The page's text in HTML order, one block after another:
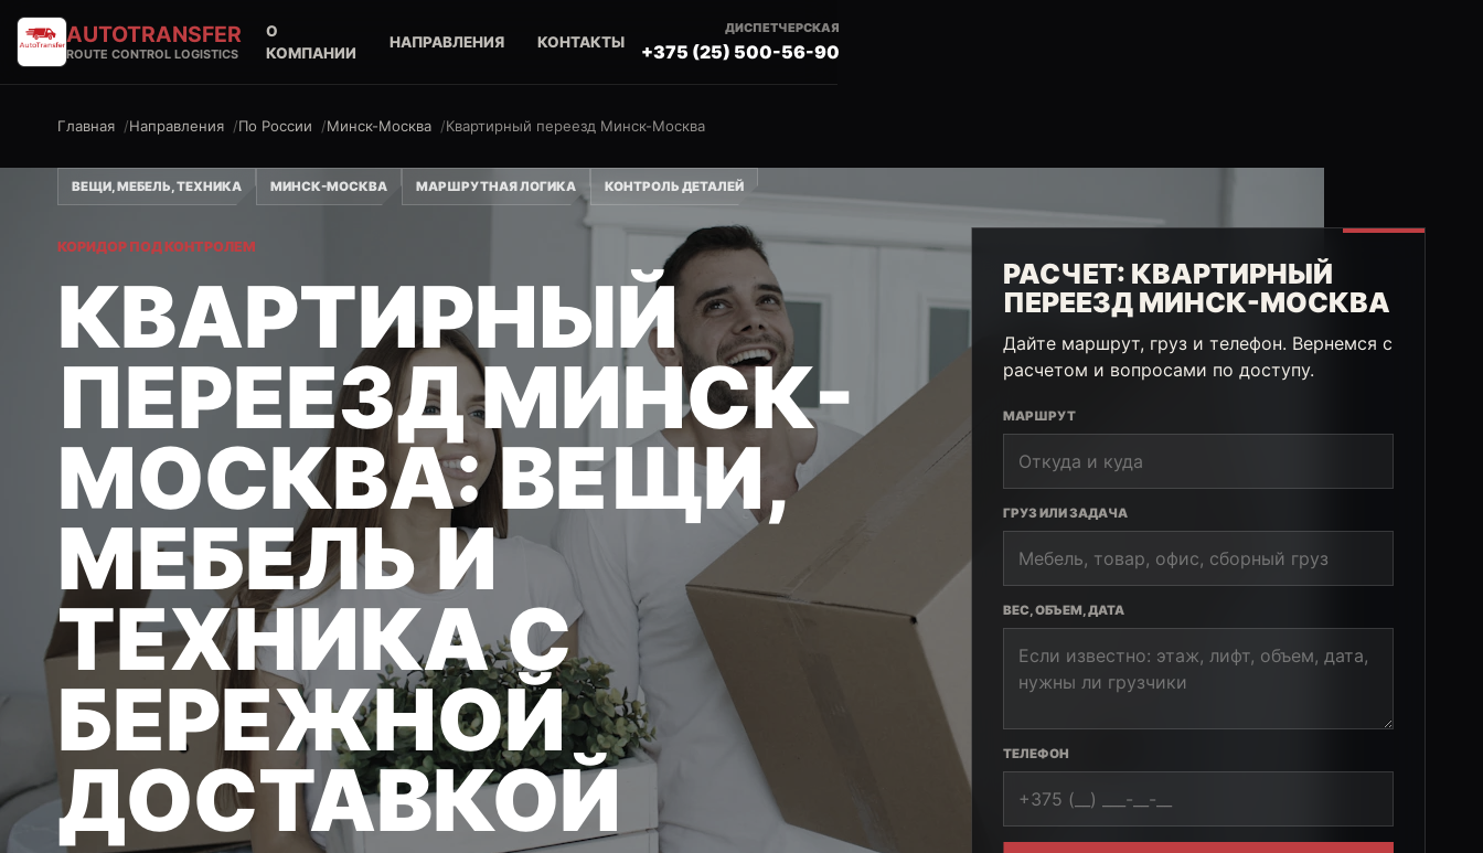
AUTOTRANSFER
ROUTE CONTROL LOGISTICS
О
КОМПАНИИ
НАПРАВЛЕНИЯ КОНТАКТЫ
ДИСПЕТЧЕРСКАЯ
+375 (25) 500-56-90
Главная Направления По России Минск-Москва Квартирный переезд Минск-Москва
ВЕЩИ, МЕБЕЛЬ, ТЕХНИКА МИНСК-МОСКВА МАРШРУТНАЯ ЛОГИКА КОНТРОЛЬ ДЕТАЛЕЙ
КОРИДОР ПОД КОНТРОЛЕМ
КВАРТИРНЫЙ
ПЕРЕЕЗД МИНСК-
МОСКВА: ВЕЩИ,
МЕБЕЛЬ И
ТЕХНИКА С
БЕРЕЖНОЙ
ДОСТАВКОЙ
РАСЧЕТ: КВАРТИРНЫЙ
ПЕРЕЕЗД МИНСК-МОСКВА
Дайте маршрут, груз и телефон. Вернемся с
расчетом и вопросами по доступу.
МАРШРУТ
ГРУЗ ИЛИ ЗАДАЧА
ВЕС, ОБЪЕМ, ДАТА
ТЕЛЕФОН